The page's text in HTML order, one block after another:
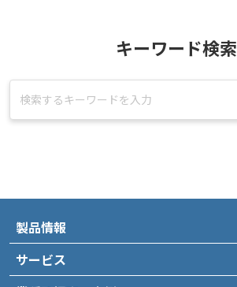
キーワード検索
製品情報
サービス